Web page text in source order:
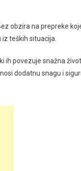
obzira na prepreke
teških situacija.
ih povezuje snažna
dodatnu snagu i